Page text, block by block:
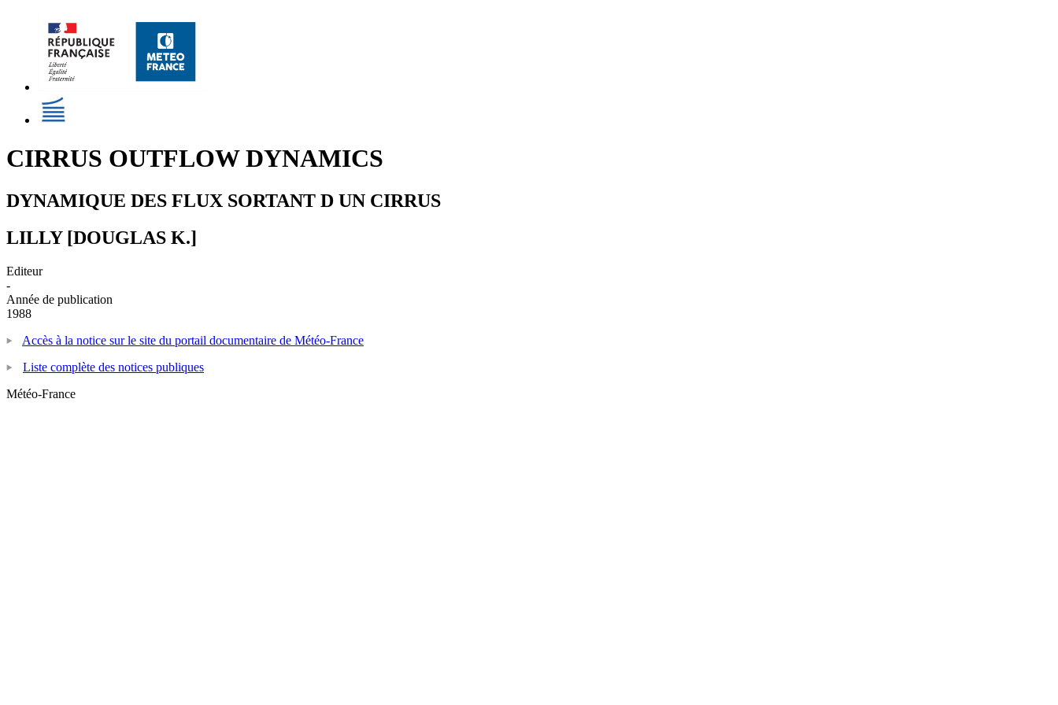
CIRRUS OUTFLOW DYNAMICS
DYNAMIQUE DES FLUX SORTANT D UN CIRRUS
LILLY [DOUGLAS K.]
Editeur
-
Année de publication
1988
Accès à la notice sur le site du portail documentaire de Météo-France
Liste complète des notices publiques
Météo-France